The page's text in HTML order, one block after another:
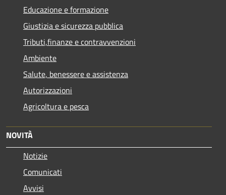
Educazione e formazione
Giustizia e sicurezza pubblica
Tributi,finanze e contravvenzioni
Ambiente
Salute, benessere e assistenza
Autorizzazioni
Agricoltura e pesca
NOVITÀ
Notizie
Comunicati
Avvisi